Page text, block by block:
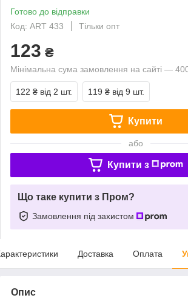
Готово до відправки
Код: ART 433
Тільки опт
123 ₴
Мінімальна сума замовлення на сайті —
122 ₴ від 2 шт. 119 ₴ від 9 шт.
Купити
або
Купити з
Що таке купити з Пром?
Замовлення під захистом
Доставка Оплата
Опис